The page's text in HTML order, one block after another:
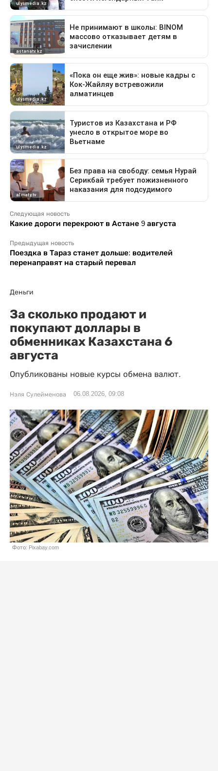
Следующая новость
Какие дороги перекроют в Астане 9 августа
Предыдущая новость
Поездка в Тараз станет дольше: водителей
перенаправят на старый перевал
Деньги
За сколько продают и
покупают доллары в
обменниках Казахстана 6
августа
Опубликованы новые курсы обмена валют.
Нэля Сулейменова 06.08.2026, 09:08
Фото: Pixabay.com